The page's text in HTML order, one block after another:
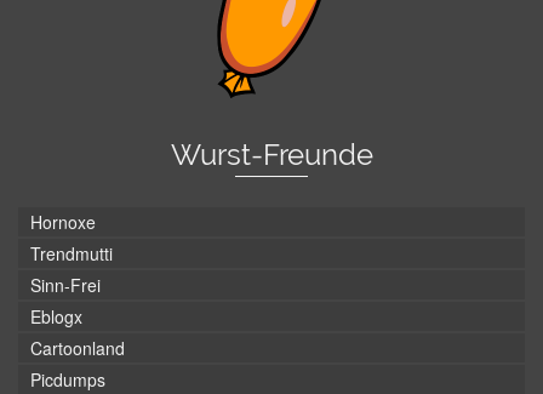
Wurst-Freunde
Hornoxe
Trendmutti
Sinn-Frei
Eblogx
Cartoonland
Picdumps